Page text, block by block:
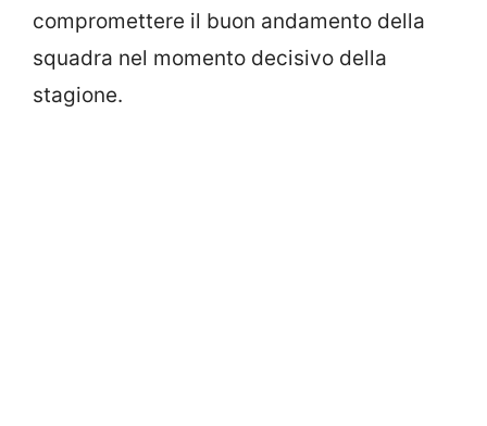
compromettere il buon andamento della
squadra nel momento decisivo della
stagione.